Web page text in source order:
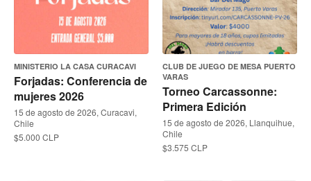
MINISTERIO LA CASA CURACAVI
Forjadas: Conferencia de
mujeres 2026
15 de agosto de 2026, Curacavi,
Chile
$5.000 CLP
CLUB DE JUEGO DE MESA PUERTO
VARAS
Torneo Carcassonne:
Primera Edición
15 de agosto de 2026, Llanquihue,
Chile
$3.575 CLP